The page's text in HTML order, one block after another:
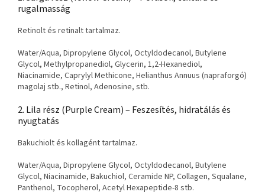
rugalmasság
Retinolt és retinalt tartalmaz.
Water/Aqua, Dipropylene Glycol, Octyldodecanol, Butylene
Glycol, Methylpropanediol, Glycerin, 1,2-Hexanediol,
Niacinamide, Caprylyl Methicone, Helianthus Annuus (napraforgó)
magolaj stb., Retinol, Adenosine, stb.
2. Lila rész (Purple Cream) – Feszesítés, hidratálás és
nyugtatás
Bakuchiolt és kollagént tartalmaz.
Water/Aqua, Dipropylene Glycol, Octyldodecanol, Butylene
Glycol, Niacinamide, Bakuchiol, Ceramide NP, Collagen, Squalane,
Panthenol, Tocopherol, Acetyl Hexapeptide-8 stb.